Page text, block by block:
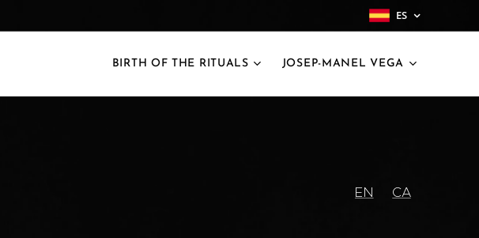
ES
BIRTH OF THE RITUALS JOSEP-MANEL VEGA
EN CA